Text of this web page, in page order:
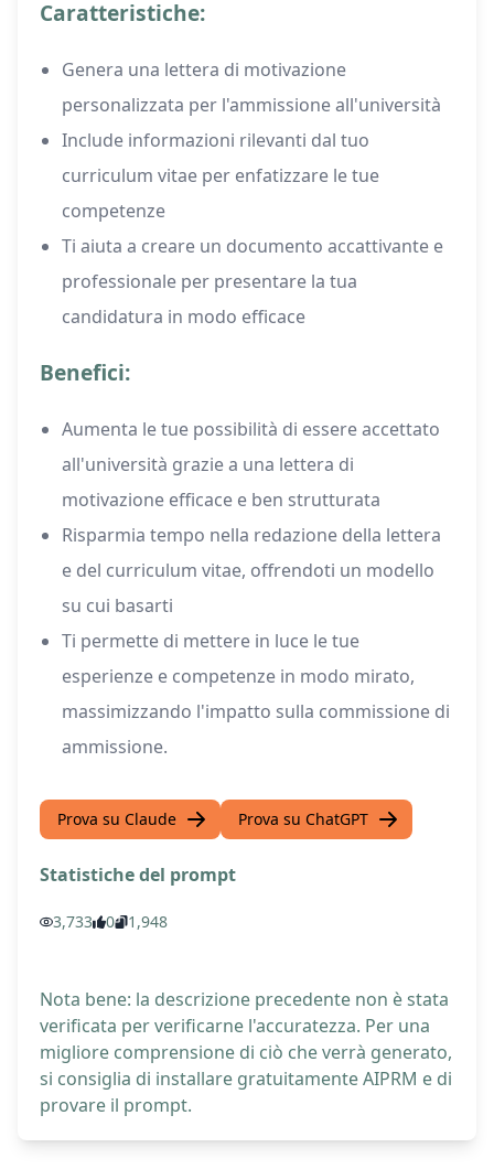
Caratteristiche:
Genera una lettera di motivazione
personalizzata per l'ammissione all'università
Include informazioni rilevanti dal tuo
curriculum vitae per enfatizzare le tue
competenze
Ti aiuta a creare un documento accattivante e
professionale per presentare la tua
candidatura in modo efficace
Benefici:
Aumenta le tue possibilità di essere accettato
all'università grazie a una lettera di
motivazione efficace e ben strutturata
Risparmia tempo nella redazione della lettera
e del curriculum vitae, offrendoti un modello
su cui basarti
Ti permette di mettere in luce le tue
esperienze e competenze in modo mirato,
massimizzando l'impatto sulla commissione di
ammissione.
Prova su Claude Prova su ChatGPT
Statistiche del prompt
3,733 0 1,948
Nota bene: la descrizione precedente non è stata
verificata per verificarne l'accuratezza. Per una
migliore comprensione di ciò che verrà generato,
si consiglia di installare gratuitamente AIPRM e di
provare il prompt.